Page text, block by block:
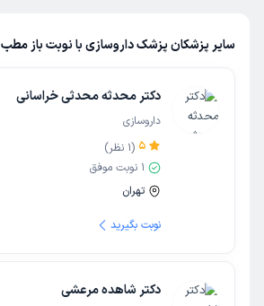
سایر پزشکان پزشک داروسازی با نوبت باز مطب
دکتر محدثه محدثی خراسانی
داروسازی
5
(
1 نظر)
1 نوبت موفق
تهران
نوبت بگیرید
دکتر شاهده مرعشی